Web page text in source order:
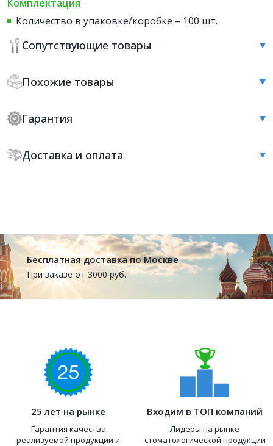
Сопутствующие товары
Похожие товары
Гарантия
Доставка и оплата
Комплектация
Количество в упаковке/коробке – 100 шт.
Бесплатная доставка по Москве
При заказе от 3000 руб.
25 лет на рынке
Гарантия качества
реализуемой продукции и
Входим в ТОП компаний
Лидеры на рынке
стоматологической продукции